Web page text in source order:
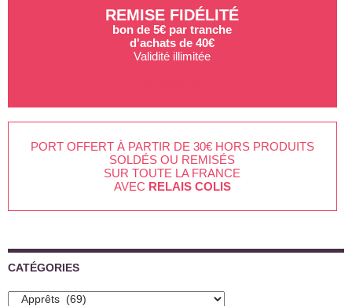
REMISE FIDÉLITÉ
bon de 5€ par tranche
d'achats de 40€
Validité illimitée
PORT OFFERT À PARTIR DE 30€ HORS PRODUITS
SOLDÉS OU REMISÉS
SUR TOUTE LA FRANCE
AVEC RELAIS COLIS
CATÉGORIES